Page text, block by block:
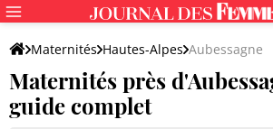
Maternités Hautes-Alpes Aubessagne
Maternités près
guide complet